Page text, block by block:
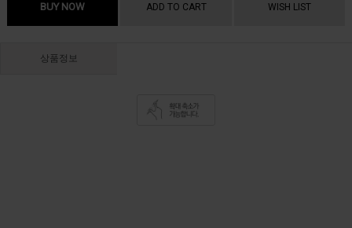
BUY NOW ADD TO CART WISH LIST
상품정보